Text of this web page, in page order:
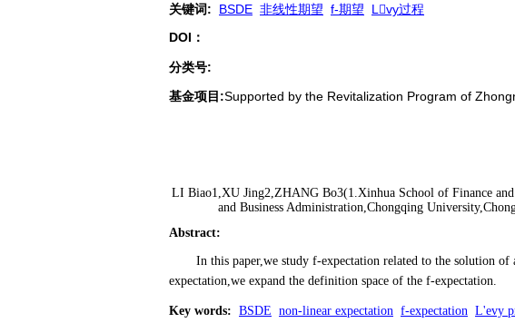
关键词: BSDE 非线性期望 f-期望
Lvy过程
DOI：
分类号:
基金项目:Supported by the Revitalization Program of
LI Biao1,XU Jing2,ZHANG Bo3(1.Xinhua School of Finance
and Business Administration,Chongqing
Abstract:
In this paper,we study f-expectation related to the solution
expectation,we expand the definition space of the f-expectation.
Key words: BSDE non-linear expectation f-expectation L'evy